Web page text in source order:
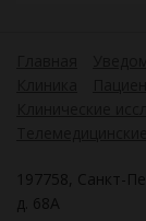
197758, Санкт-
д. 68А